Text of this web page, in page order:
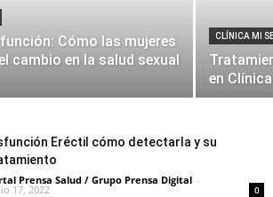
Cómo las mujeres
cambio en la salud sexual
CLÍNICA MI
en
Eréctil cómo detectarla y su
Prensa Salud / Grupo Prensa Digital -
17, 2022 0